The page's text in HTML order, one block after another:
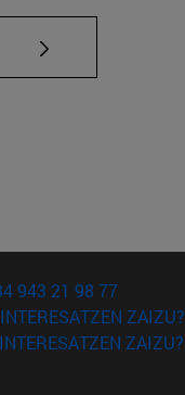
da)
943 21 98 77
ZAIZU?
ZAIZU?